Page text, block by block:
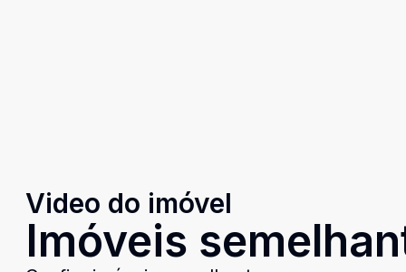
Video do imóvel
Imóveis